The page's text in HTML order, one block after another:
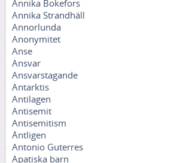
Annika Bokefors
Annika Strandhäll
Annorlunda
Anonymitet
Anse
Ansvar
Ansvarstagande
Antarktis
Antilagen
Antisemit
Antisemitism
Äntligen
Antonio Guterres
Apatiska barn